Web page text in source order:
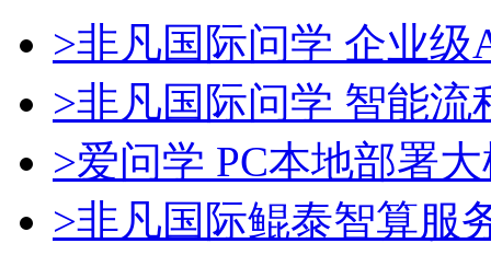
>非凡国际问学 企业级
>非凡国际问学 智能流
>爱问学 PC本地部署
>非凡国际鲲泰智算服